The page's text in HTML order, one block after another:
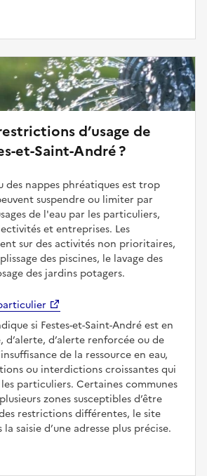
d’usage de
et-Saint-André ?
des nappes phréatiques est trop
suspendre ou limiter par
de l'eau par les particuliers,
et entreprises. Les
sur des activités non prioritaires,
des piscines, le lavage des
des jardins potagers.
si Festes-et-Saint-André est en
d’alerte renforcée ou de
de la ressource en eau,
ou interdictions croissantes qui
les particuliers. Certaines communes
zones susceptibles d’être
restrictions différentes, le site
saisie d’une adresse plus précise.